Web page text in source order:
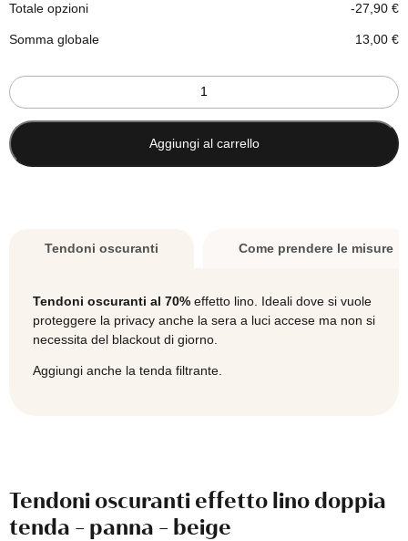
Totale opzioni -27,90€
Somma globale 13,00€
Tendoni
oscuranti
effetto
lino
doppia
Aggiungi al carrello
Tendoni oscuranti Come prendere le misure
Tendoni oscuranti al 70%effetto lino. Ideali dove si vuole
proteggere la privacy anche la sera a luci accese ma non si
necessita del blackout di giorno.
Aggiungi anche la tenda filtrante.
Tendoni oscuranti effetto lino doppia
tenda - panna - beige